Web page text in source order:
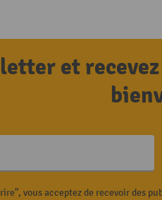
et
vous acceptez de recevoir des